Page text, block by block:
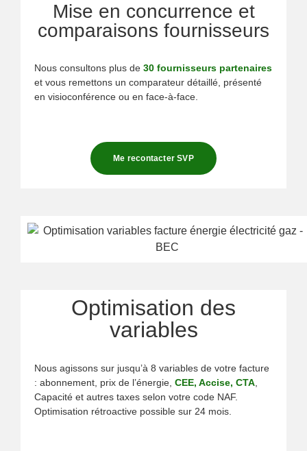
Mise en concurrence et
comparaisons fournisseurs
Nous consultons plus de 30 fournisseurs partenaires
et vous remettons un comparateur détaillé, présenté
en visioconférence ou en face-à-face.
Me recontacter SVP
Optimisation des
variables
Nous agissons sur jusqu’à 8 variables de votre facture
: abonnement, prix de l’énergie, CEE, Accise, CTA
Capacité et autres taxes selon votre code NAF.
Optimisation rétroactive possible sur 24 mois.